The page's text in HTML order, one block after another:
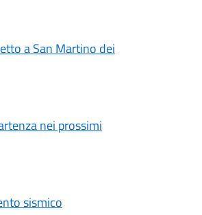
a San Martino dei
nei prossimi
sismico